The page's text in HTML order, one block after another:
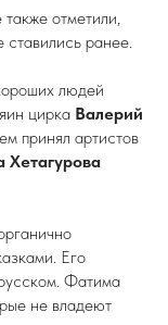
отметили,
ставились ранее.
людей
цирка Валерий
принял артистов
Хетагурова
Его
Фатима
не владеют